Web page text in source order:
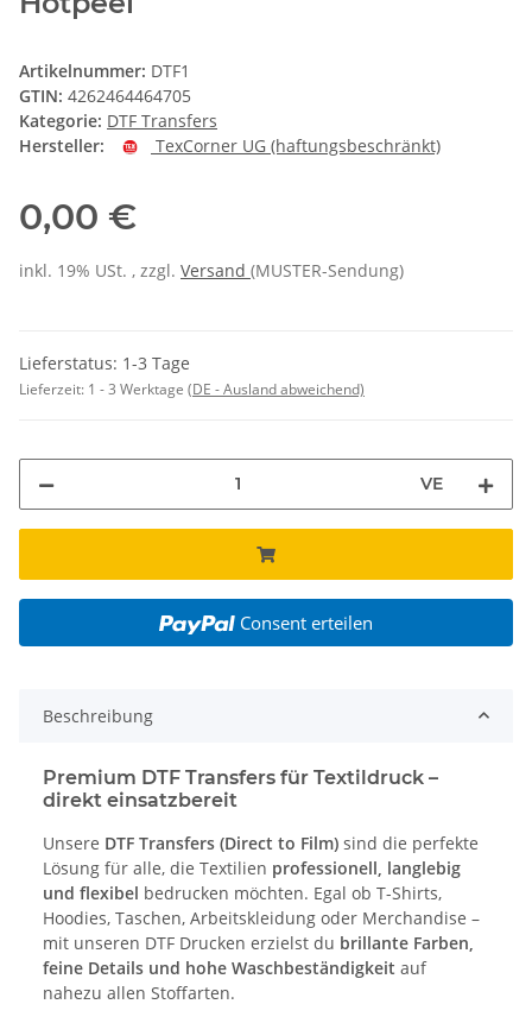
Artikelnummer: DTF1
GTIN: 4262464464705
Kategorie: DTF Transfers
Hersteller:
TexCorner UG (haftungsbeschränkt)
0,00 €
inkl. 19% USt. , zzgl. Versand (MUSTER-Sendung)
Lieferstatus: 1-3 Tage
Lieferzeit: 1 - 3 Werktage (DE - Ausland abweichend)
VE
Consent erteilen
Beschreibung
Premium DTF Transfers für Textildruck –
direkt einsatzbereit
Unsere DTF Transfers (Direct to Film) sind die perfekte
Lösung für alle, die Textilien professionell, langlebig
und flexibel bedrucken möchten. Egal ob T-Shirts,
Hoodies, Taschen, Arbeitskleidung oder Merchandise –
mit unseren DTF Drucken erzielst du brillante Farben,
feine Details und hohe Waschbeständigkeit auf
nahezu allen Stoffarten.